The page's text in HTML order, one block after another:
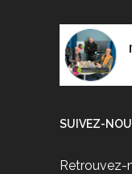
SUIVEZ-
Retrouvez-